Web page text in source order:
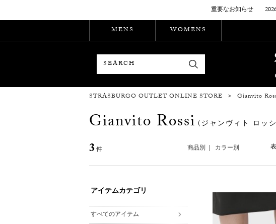
重要なお知らせ
MENS
WOMENS
STRASBURGO OUTLET ONLINE STORE ＞ Gianvito
Gianvito Rossi (ジャンヴィト ロッ
3件 商品別 | カラー別
アイテムカテゴリ
すべてのアイテム